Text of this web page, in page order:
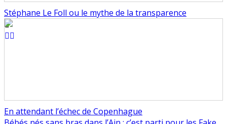
Stéphane Le Foll ou le mythe de la transparence
En attendant l’échec de Copenhague